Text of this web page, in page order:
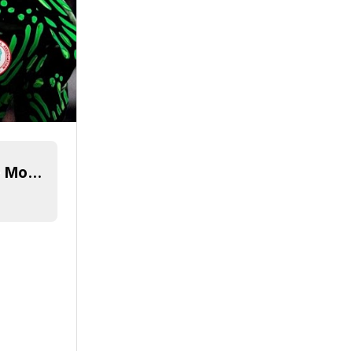
Nike 2024 Nationalmannschaft Trikots geleakt - Morgen veröffentlicht?